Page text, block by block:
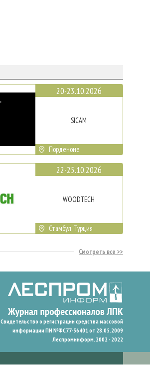
20-23.10.2026
SICAM
Порденоне
22-25.10.2026
WOODTECH
Стамбул, Турция
Смотреть все
Свидетельство о регистрации средства массовой
информации ПИ №ФС77-36401 от 28.05.2009
Леспроминформ. 2002 - 2022